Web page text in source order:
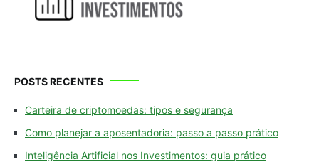
POSTS RECENTES
Carteira de criptomoedas: tipos e segurança
Como planejar a aposentadoria: passo a passo prático
Inteligência Artificial nos Investimentos: guia prático